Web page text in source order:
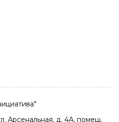
Арсенальная, д. 4А, помещ.